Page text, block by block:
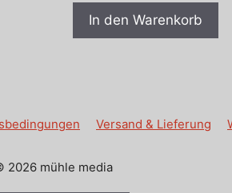
In den Warenkorb
Versand & Lieferung
2026 mühle media